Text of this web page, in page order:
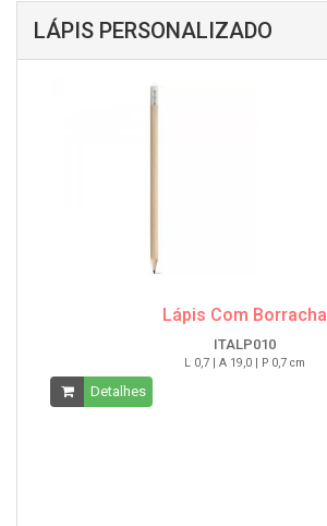
LÁPIS PERSONALIZADO
Lápis Com Borracha
ITALP010
L 0,7 | A 19,0 | P 0,7 cm
Detalhes